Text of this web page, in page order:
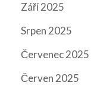
Září 2025
Srpen 2025
Červenec 2025
Červen 2025